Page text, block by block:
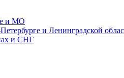
и МО
и Ленинградской
и СНГ